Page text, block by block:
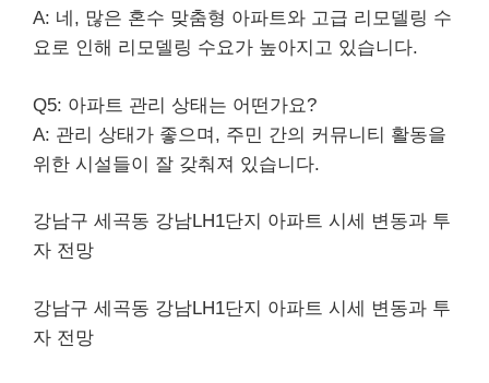
A: 네, 많은 혼수 맞춤형 아파트와 고급 리모델링 수
요로 인해 리모델링 수요가 높아지고 있습니다.
Q5: 아파트 관리 상태는 어떤가요?
A: 관리 상태가 좋으며, 주민 간의 커뮤니티 활동을
위한 시설들이 잘 갖춰져 있습니다.
강남구 세곡동 강남LH1단지 아파트 시세 변동과 투
자 전망
강남구 세곡동 강남LH1단지 아파트 시세 변동과 투
자 전망